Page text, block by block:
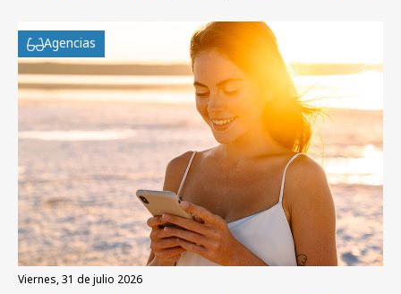
Agencias
viernes, 31 de julio 2026